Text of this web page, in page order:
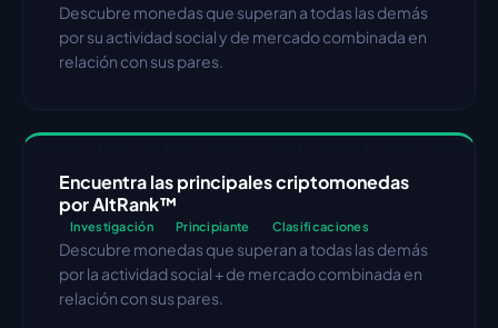
Descubre monedas que superan a todas las demás
por su actividad social y de mercado combinada en
relación con sus pares.
Encuentra las principales criptomonedas
por AltRank™
Investigación Principiante Clasificaciones
Descubre monedas que superan a todas las demás
por la actividad social + de mercado combinada en
relación con sus pares.